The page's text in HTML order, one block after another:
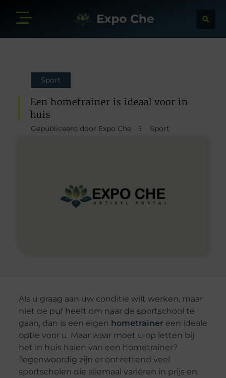
Sport
Een hometrainer is ideaal voor in
huis
Gepubliceerd door Expo Che Sport
Als u graag aan uw conditie wilt werken, maar
niet de puf heeft om naar de sportschool te
gaan, dan is een eigen hometrainer een ideale
optie voor u. Maar waar moet u op letten bij
het in huis halen van een hometrainer?
Tegenwoordig zijn er ontzettend veel
sportscholen die allemaal variëren in prijs en